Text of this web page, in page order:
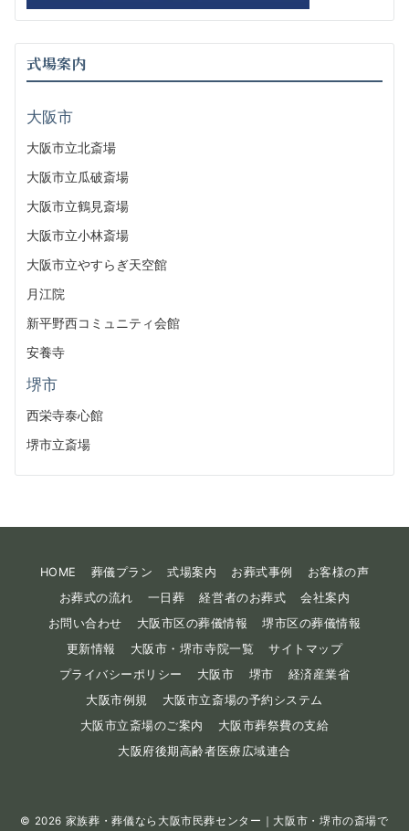
式場案内
大阪市
大阪市立北斎場
大阪市立瓜破斎場
大阪市立鶴見斎場
大阪市立小林斎場
大阪市立やすらぎ天空館
月江院
新平野西コミュニティ会館
安養寺
堺市
西栄寺泰心館
堺市立斎場
HOME 葬儀プラン 式場案内 お葬式事例
お客様の声
お葬式の流れ
一日葬 経営者のお葬式
会社案内
お問い合わせ
大阪市区の葬儀情報
堺市区の葬儀情報
更新情報
大阪市・堺市寺院一覧
サイトマップ
プライバシーポリシー
大阪市 堺市
経済産業省
大阪市例規
大阪市立斎場の予約システム
大阪市立斎場のご案内
大阪市葬祭費の支給
大阪府後期高齢者医療広域連合
© 2026 家族葬・葬儀なら大阪市民葬センター｜大阪市・堺市の斎場で